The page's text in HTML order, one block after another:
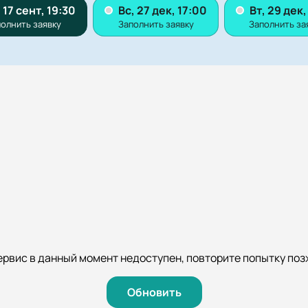
в данный момент недоступен, повторите попытку
Обновить